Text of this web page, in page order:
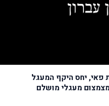
פאי, יחס היקף המעגל
מעגלי מושלם